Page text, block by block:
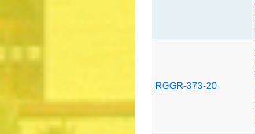
RGGR-373-20